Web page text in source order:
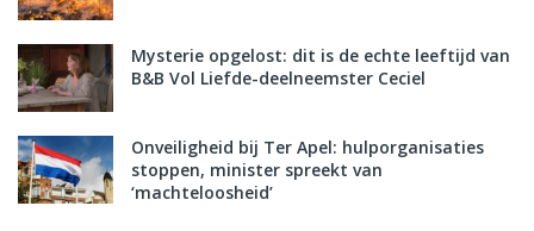
Mysterie opgelost: dit is de echte leeftijd van
B&B Vol Liefde-deelneemster Ceciel
Onveiligheid bij Ter Apel: hulporganisaties
stoppen, minister spreekt van
‘machteloosheid’